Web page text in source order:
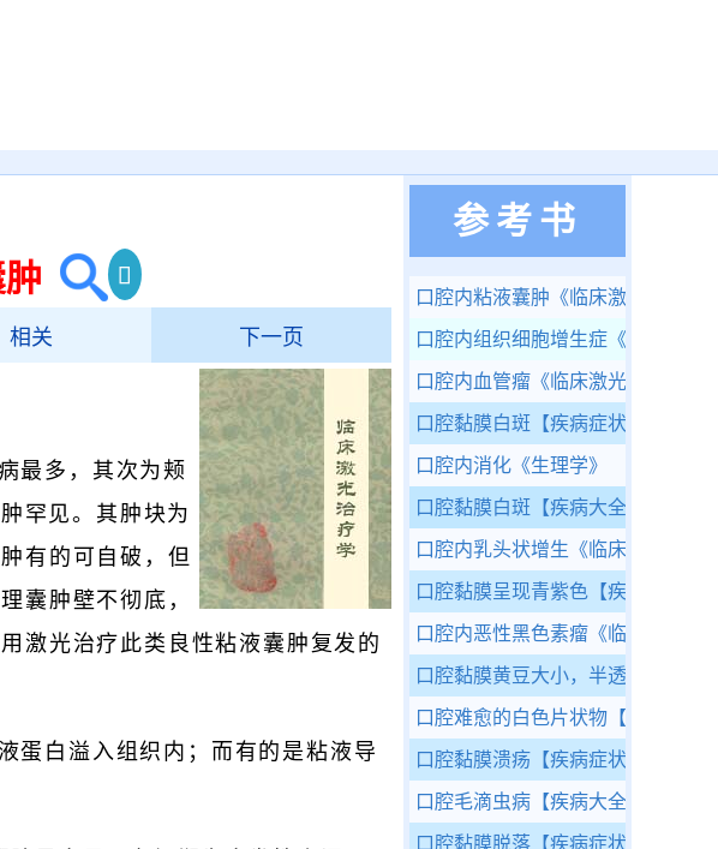
相关 下一页
最多，其次为颊
罕见。其肿块为
有的可自破，但
囊肿壁不彻底，
激光治疗此类良性粘液囊肿复发的
蛋白溢入组织内；而有的是粘液导
参考书
口腔内粘液囊肿 《临床激光治疗学
口腔内组织细胞增生症 《临床激光
口腔内血管瘤 《临床激光治疗学》
口腔黏膜白斑 【疾病症状】
口腔内消化 《生理学》
口腔黏膜白斑 【疾病大全】
口腔内乳头状增生 《临床激光治疗
口腔黏膜呈现青紫色 【疾病症状】
口腔内恶性黑色素瘤 《临床激光治
口腔黏膜黄豆大小，半透明的无痛
口腔难愈的白色片状物 【疾病症状
口腔黏膜溃疡 【疾病症状】
口腔毛滴虫病 【疾病大全】
口腔黏膜脱落 【疾病症状】